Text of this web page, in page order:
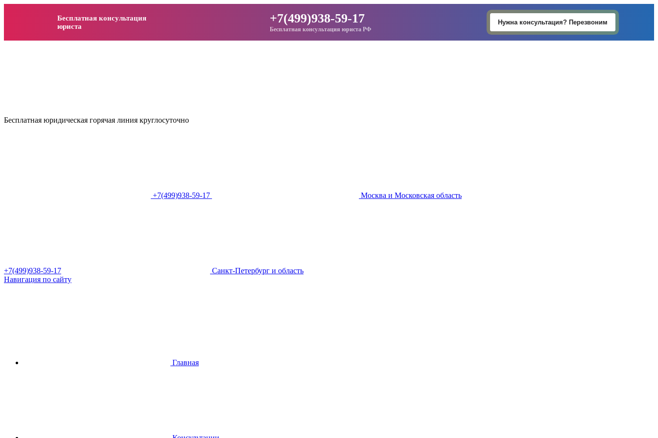
Бесплатная консультация
юриста
+7(499)938-59-17
Бесплатная консультация юриста РФ
Нужна консультация? Перезвоним
Бесплатная юридическая горячая линия круглосуточно
+7(499)938-59-17 Москва и Московская область
+7(499)938-59-17
Санкт-Петербург и область
Навигация по сайту
Главная